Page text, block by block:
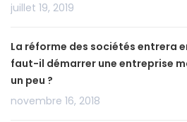
juillet 19, 2019
La réforme des sociétés entrera
faut-il démarrer une entreprise
un peu ?
novembre 16, 2018